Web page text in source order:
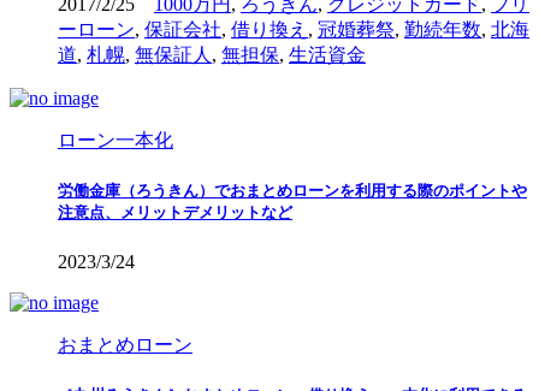
2017/2/25 1000万円 , ろうきん, クレジットカード, フリ
ーローン, 保証会社, 借り換え , 冠婚葬祭, 勤続年数, 北海
道, 札幌, 無保証人 , 無担保, 生活資金
ローン一本化
労働金庫（ろうきん）でおまとめローンを利用する際のポイントや
注意点、メリットデメリットなど
2023/3/24
おまとめローン